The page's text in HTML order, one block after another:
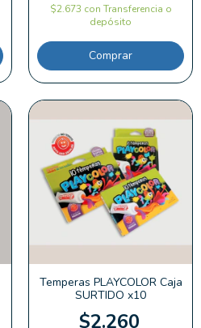
$2.673 con Transferencia o
depósito
Comprar
Temperas PLAYCOLOR Caja
SURTIDO x10
$2.260